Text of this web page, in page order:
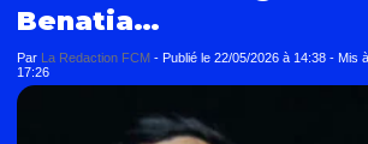
Benatia…
Par La Redaction FCM - Publié le 22/05/2026 à 14:38 - Mis
17:26